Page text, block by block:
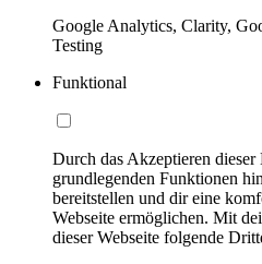
Google Analytics, Clarity,
Testing
Funktional
Durch das Akzeptieren
grundlegenden Funktionen
bereitstellen und dir eine
Webseite ermöglichen. Mit
dieser Webseite folgende